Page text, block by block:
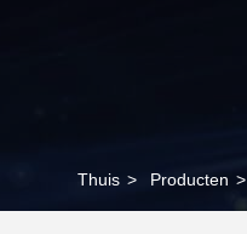
Thuis > Producten >